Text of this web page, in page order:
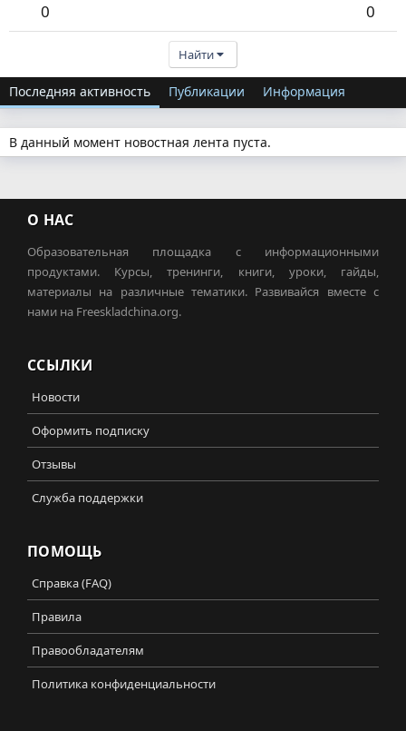
0 0
Найти
Последняя активность Публикации Информация
В данный момент новостная лента пуста.
О НАС
Образовательная площадка с информационными
продуктами. Курсы, тренинги, книги, уроки, гайды,
материалы на различные тематики. Развивайся вместе с
нами на Freeskladchina.org.
ССЫЛКИ
Новости
Оформить подписку
Отзывы
Служба поддержки
ПОМОЩЬ
Справка (FAQ)
Правила
Правообладателям
Политика конфиденциальности